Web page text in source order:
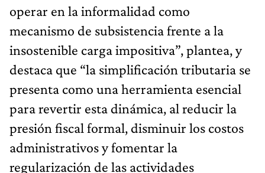
operar en la informalidad como
mecanismo de subsistencia frente a la
insostenible carga impositiva”, plantea, y
destaca que “la simplificación tributaria se
presenta como una herramienta esencial
para revertir esta dinámica, al reducir la
presión fiscal formal, disminuir los costos
administrativos y fomentar la
regularización de las actividades